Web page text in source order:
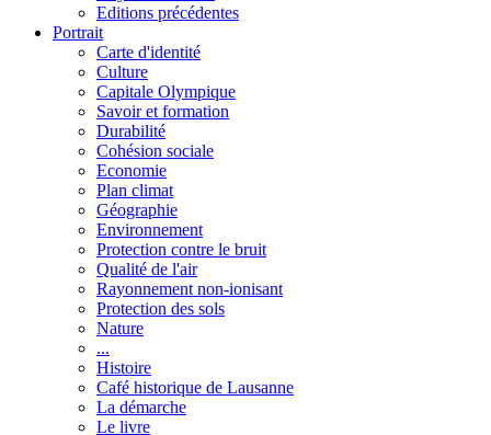
Editions précédentes
Portrait
Carte d'identité
Culture
Capitale Olympique
Savoir et formation
Durabilité
Cohésion sociale
Economie
Plan climat
Géographie
Environnement
Protection contre le bruit
Qualité de l'air
Rayonnement non-ionisant
Protection des sols
Nature
...
Histoire
Café historique de Lausanne
La démarche
Le livre